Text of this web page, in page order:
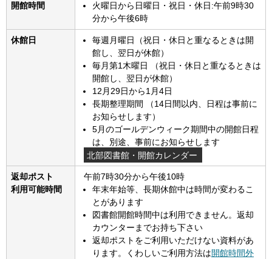
開館時間
火曜日から日曜日・祝日・休日:午前9時30
分から午後6時
休館日
毎週月曜日（祝日・休日と重なるときは開
館し、翌日が休館）
毎月第1木曜日 （祝日・休日と重なるときは
開館し、翌日が休館）
12月29日から1月4日
長期整理期間 （14日間以内、日程は事前に
お知らせします）
5月のゴールデンウィーク期間中の開館日程
は、別途、事前にお知らせします
北部図書館・開館カレンダー
返却ポスト
利用可能時間
午前7時30分から午後10時
年末年始等、長期休館中は時間が変わるこ
とがあります
図書館開館時間中は利用できません。返却
カウンターまでお持ち下さい
返却ポストをご利用いただけない資料があ
ります。くわしいご利用方法は開館時間外